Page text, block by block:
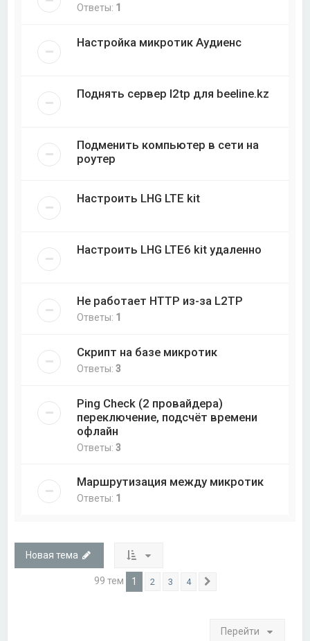
Ответы: 1
Настройка микротик Аудиенс
Поднять сервер l2tp для beeline.kz
Подменить компьютер в сети на
роутер
Настроить LHG LTE kit
Настроить LHG LTE6 kit удаленно
Не работает HTTP из-за L2TP
Ответы: 1
Скрипт на базе микротик
Ответы:3
Ping Check (2 провайдера)
переключение, подсчёт времени
офлайн
Ответы:3
Маршрутизация между микротик
Ответы: 1
Новая тема
99 тем 1 2 3 4
Перейти